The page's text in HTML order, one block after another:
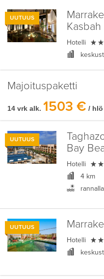
UUTUUS
Kasbah
Hotelli
Majoituspaketti
14 vrk alk. 1503 € / hlö
UUTUUS
Bay
Hotelli
4 km
rannalla
UUTUUS
Hotelli